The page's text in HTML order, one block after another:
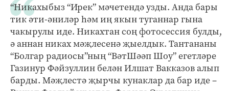
“Никахыбыз “Ирек” мәчетендә узды. Анда бары
тик әти-әниләр һәм иң якын туганнар гына
чакырулы иде. Никахтан соң фотосессия булды,
ә аннан никах мәҗлесенә җыелдык. Тантананы
“Болгар радиосы”ның “ВәтШәәп Шоу” егетләре
Газинур Фәйзуллин белән Илшат Вакказов алып
барды. Мәҗлестә җырчы кунаклар да бар иде –